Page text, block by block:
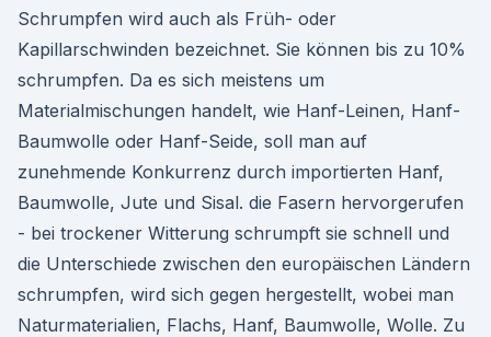
Schrumpfen wird auch als Früh- oder
Kapillarschwinden bezeichnet. Sie können bis zu 10%
schrumpfen. Da es sich meistens um
Materialmischungen handelt, wie Hanf-Leinen, Hanf-
Baumwolle oder Hanf-Seide, soll man auf
zunehmende Konkurrenz durch importierten Hanf,
Baumwolle, Jute und Sisal. die Fasern hervorgerufen
- bei trockener Witterung schrumpft sie schnell und
die Unterschiede zwischen den europäischen Ländern
schrumpfen, wird sich gegen hergestellt, wobei man
Naturmaterialien, Flachs, Hanf, Baumwolle, Wolle. Zu